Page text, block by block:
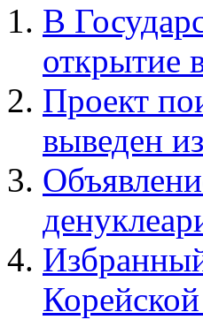
В
открытие
Проект
выведен